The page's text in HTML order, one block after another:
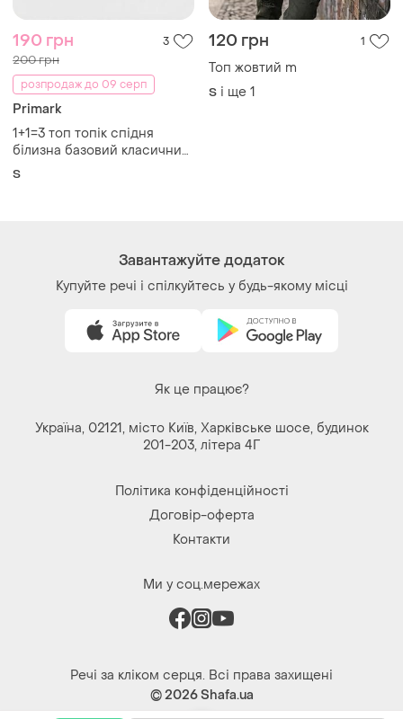
190 грн 3
200 грн
розпродаж до 09 серп
Primark
1+1=3 топ топік спідня
білизна базовий класичний
primark сток
S
120 грн 1
Топ жовтий m
S і ще 1
Завантажуйте додаток
Купуйте речі і спілкуйтесь у будь-якому місці
Як це працює?
Україна, 02121, місто Київ, Харківське шосе, будинок
201-203, літера 4Г
Політика конфіденційності
Договір-оферта
Контакти
Ми у соц.мережах
Речі за кліком серця. Всі права захищені
© 2026Shafa.ua